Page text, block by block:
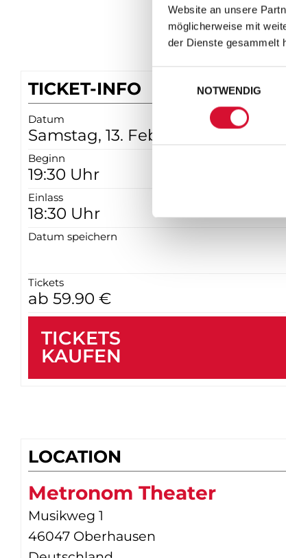
Website an unsere
möglicherweise mit
der Dienste gesammelt
NOTWENDIG
TICKET-INFO
Datum
Samstag, 13. Februar 2027
Beginn
19:30 Uhr
Einlass
18:30 Uhr
Datum speichern
Tickets
ab 59.90 €
TICKETS
KAUFEN
LOCATION
Metronom Theater
Musikweg 1
46047 Oberhausen